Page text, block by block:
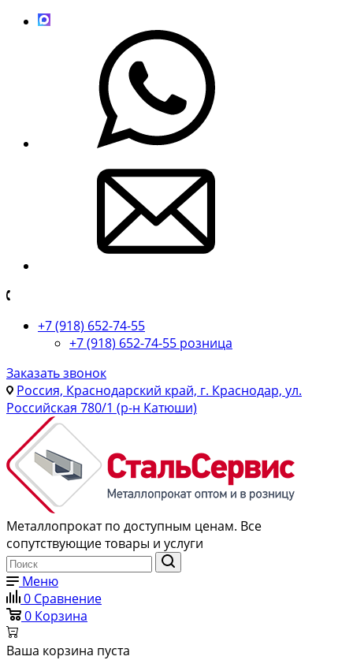
+7 (918) 652-74-55
+7 (918) 652-74-55 розница
Заказать звонок
Россия, Краснодарский край, г. Краснодар, ул.
Российская 780/1 (р-н Катюши)
Металлопрокат по доступным ценам. Все
сопутствующие товары и услуги
Меню
0 Сравнение
0 Корзина
Ваша корзина пуста